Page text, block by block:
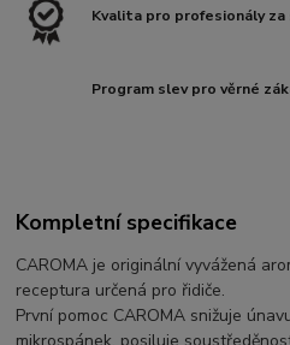
Kvalita pro profesionály za
Program slev pro věrné
Kompletní specifikace
CAROMA je originální vyvážená
receptura určená pro řidiče.
První pomoc CAROMA snižuje
mikrospánek, posiluje